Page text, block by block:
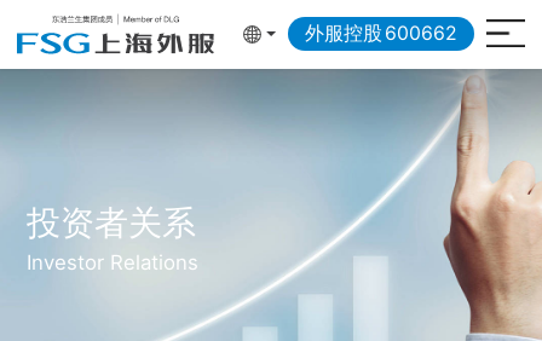
外服控股 600662
投资者关系
Investor Relations
1 1